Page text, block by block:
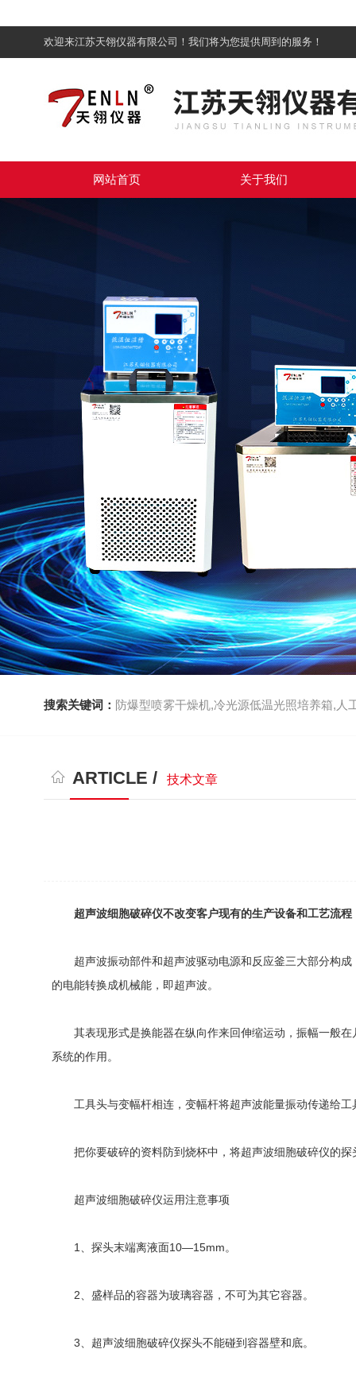
欢迎来江苏天翎仪器有限公司！我们将为您提供周到的服务！
网站首页 关于我们
搜索关键词： 防爆型喷雾干燥机,冷光源低温光照培养箱,人
ARTICLE / 技术文章
超声波细胞破碎仪不改变客户现有的生产设备和工艺流
超声波振动部件和超声波驱动电源和反应釜三大部分构成
的电能转换成机械能，即超声波。
其表现形式是换能器在纵向作来回伸缩运动，振幅一般在
系统的作用。
工具头与变幅杆相连，变幅杆将超声波能量振动传递给工
把你要破碎的资料防到烧杯中，将超声波细胞破碎仪的探
超声波细胞破碎仪运用注意事项
1、探头末端离液面10—15mm。
2、盛样品的容器为玻璃容器，不可为其它容器。
3、超声波细胞破碎仪探头不能碰到容器壁和底。